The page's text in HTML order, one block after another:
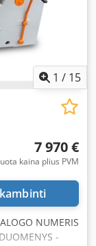
1 / 15
7 970 €
kaina plius PVM
NUMERIS
-